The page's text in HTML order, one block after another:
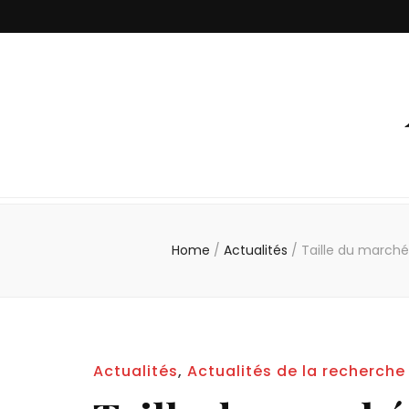
Home / Actualités / Taille du
Actualités, Actualités de la recherche